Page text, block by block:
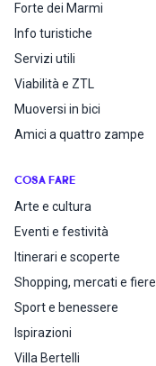
Forte dei Marmi
Info turistiche
Servizi utili
Viabilità e ZTL
Muoversi in bici
Amici a quattro zampe
COSA FARE
Arte e cultura
Eventi e festività
Itinerari e scoperte
Shopping, mercati e fiere
Sport e benessere
Ispirazioni
Villa Bertelli